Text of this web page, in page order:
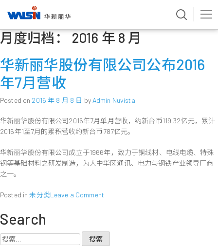
Skip
to月度归档： 2016 年 8 月
华新丽华股份有限公司公布2016
年7月营收
Posted on 2016 年 8 月 8 日 by Admin Nuvista
华新丽华股份有限公司2016年7月单月营收，约新台币119.32亿元，累计
2016年1至7月的累积营收约新台币787亿元。
华新丽华股份有限公司成立于1966年，致力于铜线材、电线电缆、特殊
钢等基础材料之研发制造，为大中华区通讯、电力与钢铁产业领导厂商
之一。
Posted in未分类Leave a Commenton
股
Search
搜